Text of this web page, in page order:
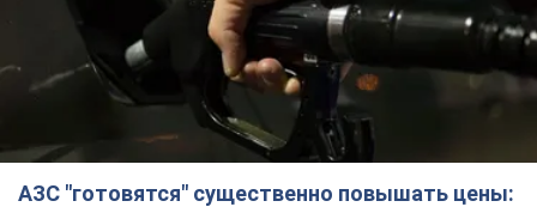
АЗС "готовятся" существенно повышать цены: